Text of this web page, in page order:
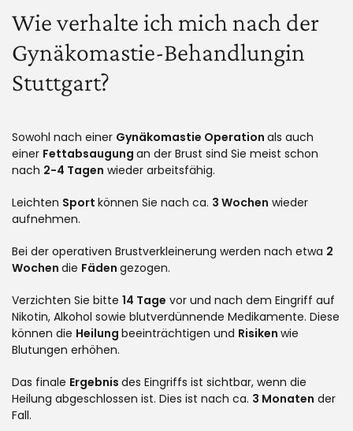
Wie verhalte ich mich nach der
Gynäkomastie-Behandlungin
Stuttgart?
Sowohl nach einer Gynäkomastie Operation als auch
einer Fettabsaugung an der Brust sind Sie meist schon
nach 2-4 Tagen wieder arbeitsfähig.
Leichten Sport können Sie nach ca. 3 Wochen wieder
aufnehmen.
Bei der operativen Brustverkleinerung werden nach etwa 2
Wochen die Fäden gezogen.
Verzichten Sie bitte 14 Tage vor und nach dem Eingriff auf
Nikotin, Alkohol sowie blutverdünnende Medikamente. Diese
können die Heilung beeinträchtigen und Risiken wie
Blutungen erhöhen.
Das finale Ergebnis des Eingriffs ist sichtbar, wenn die
Heilung abgeschlossen ist. Dies ist nach ca. 3 Monaten der
Fall.